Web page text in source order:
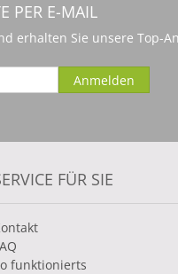
PER E-MAIL
erhalten Sie unsere Top-
FÜR SIE
funktionierts